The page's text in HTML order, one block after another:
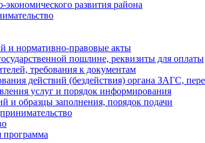
экономического развития района
и нормативно-правовые акты
пошлине, реквизиты для оплаты
требования к документам
действий (бездействия) органа ЗАГС,
услуг и порядок информирования
и образцы заполнения, порядок подачи